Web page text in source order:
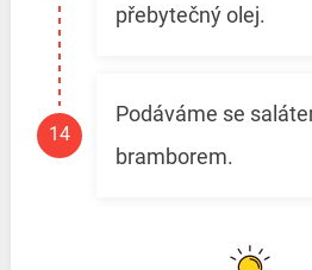
přebytečný olej.
Podáváme se
bramborem.